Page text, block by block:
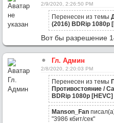
2/9/2020, 2:26:50 PM
Перенесен из темы
(2016) BDRip 1080p
Вот бы разрешение
Гл. Админ
2/8/2020, 2:20:03 PM
Перенесен из темы
Противостояние /
BDRip 1080p
Manson_Fan
"3986 кбит/сек"